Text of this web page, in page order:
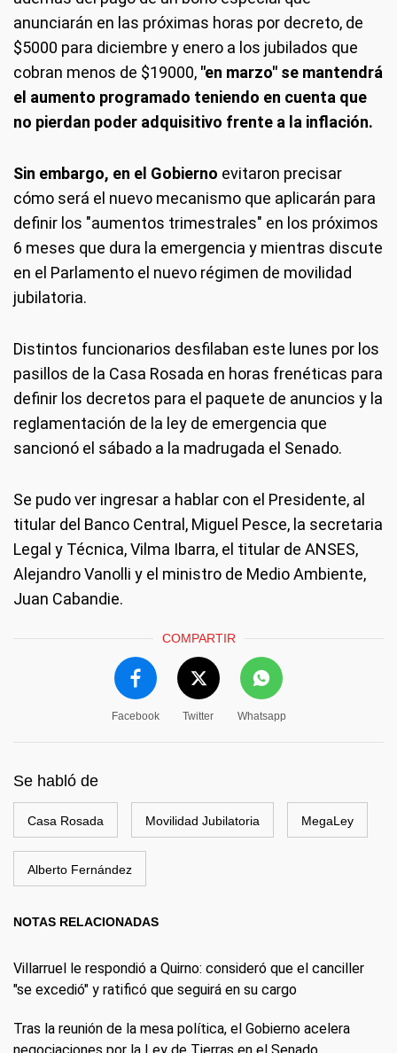
anunciarán en las próximas horas por decreto, de
$5000 para diciembre y enero a los jubilados que
cobran menos de $19000, "en marzo" se mantendrá
el aumento programado teniendo en cuenta que
no pierdan poder adquisitivo frente a la inflación.
Sin embargo, en el Gobierno evitaron precisar
cómo será el nuevo mecanismo que aplicarán para
definir los "aumentos trimestrales" en los próximos
6 meses que dura la emergencia y mientras discute
en el Parlamento el nuevo régimen de movilidad
jubilatoria.
Distintos funcionarios desfilaban este lunes por los
pasillos de la Casa Rosada en horas frenéticas para
definir los decretos para el paquete de anuncios y la
reglamentación de la ley de emergencia que
sancionó el sábado a la madrugada el Senado.
Se pudo ver ingresar a hablar con el Presidente, al
titular del Banco Central, Miguel Pesce, la secretaria
Legal y Técnica, Vilma Ibarra, el titular de ANSES,
Alejandro Vanolli y el ministro de Medio Ambiente,
Juan Cabandie.
COMPARTIR
Facebook Twitter Whatsapp
Se habló de
Casa Rosada Movilidad Jubilatoria MegaLey
Alberto Fernández
NOTAS RELACIONADAS
Villarruel le respondió a Quirno: consideró que el canciller
"se excedió" y ratificó que seguirá en su cargo
Tras la reunión de la mesa política, el Gobierno acelera